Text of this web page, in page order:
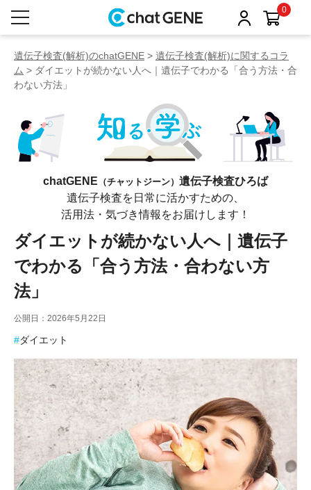
0
遺伝子検査(解析)のchatGENE > 遺伝子検査(解析)に関するコラ
ム > ダイエットが続かない人へ｜遺伝子でわかる「合う方法・合
わない方法」
chatGENE （チャットジーン） 遺伝子検査ひろば
遺伝子検査を日常に活かすための、
活用法・気づき情報をお届けします！
ダイエットが続かない人へ｜遺伝子
でわかる「合う方法・合わない方
法」
公開日：2026年5月22日
ダイエット